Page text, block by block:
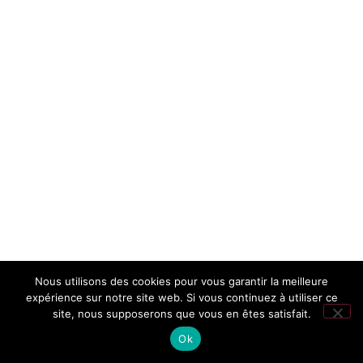
Nous utilisons des cookies pour vous garantir la meilleure
expérience sur notre site web. Si vous continuez à utiliser ce
site, nous supposerons que vous en êtes satisfait.
Ok